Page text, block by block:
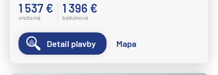
1 537 €
vnútorná
1 396 €
balkónová
Detail plavby Mapa